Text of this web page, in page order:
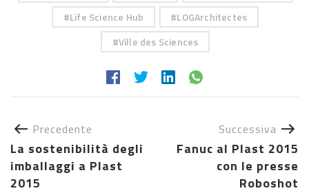
Life Science Hub
LOGArchitectes
Ville des Sciences
Precedente
La sostenibilità degli
imballaggi a Plast
2015
Successiva
Fanuc al Plast 2015
con le presse
Roboshot